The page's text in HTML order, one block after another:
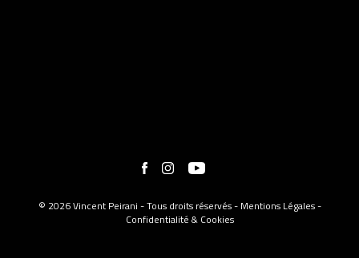
© 2026 Vincent Peirani - Tous droits réservés - Mentions Légales-
Confidentialité & Cookies